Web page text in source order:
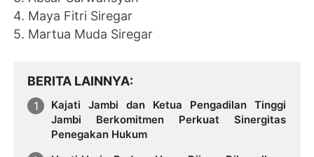
4. Maya Fitri Siregar
5. Martua Muda Siregar
BERITA LAINNYA
Kajati Jambi dan Ketua Pengadilan Tinggi
Jambi Berkomitmen Perkuat Sinergitas
Penegakan Hukum